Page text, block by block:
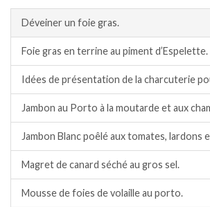
Déveiner un foie gras.
Foie gras en terrine au piment d’Espelette.
Idées de présentation de la charcuterie
Jambon au Porto à la moutarde et aux
Jambon Blanc poêlé aux tomates, lardons
Magret de canard séché au gros sel.
Mousse de foies de volaille au porto.